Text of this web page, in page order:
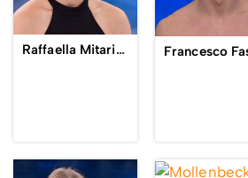
Raffaella Mitaritonna